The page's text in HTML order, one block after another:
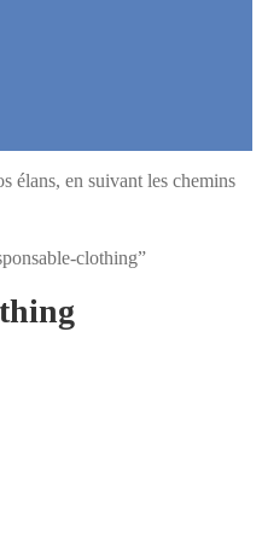
élans, en suivant les chemins
clothing”